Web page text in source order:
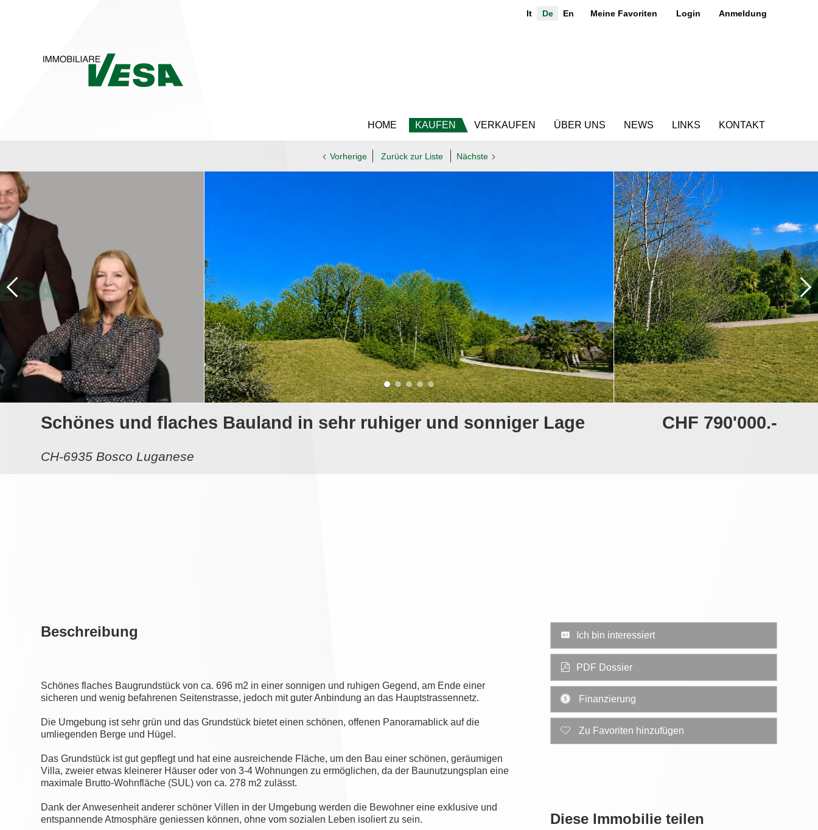
It De En Meine Favoriten Login Anmeldung
HOME KAUFEN VERKAUFEN ÜBER UNS NEWS LINKS KONTAKT
Vorherige Zurück zur Liste Nächste
Schönes und flaches Bauland in sehr ruhiger und sonniger Lage CHF 790'000.-
CH-6935 Bosco Luganese
Beschreibung
Schönes flaches Baugrundstück von ca. 696 m2 in einer sonnigen und ruhigen Gegend, am Ende einer
sicheren und wenig befahrenen Seitenstrasse, jedoch mit guter Anbindung an das Hauptstrassennetz.
Die Umgebung ist sehr grün und das Grundstück bietet einen schönen, offenen Panoramablick auf die
umliegenden Berge und Hügel.
Das Grundstück ist gut gepflegt und hat eine ausreichende Fläche, um den Bau einer schönen, geräumigen
Villa, zweier etwas kleinerer Häuser oder von 3-4 Wohnungen zu ermöglichen, da der Baunutzungsplan eine
maximale Brutto-Wohnfläche (SUL) von ca. 278 m2 zulässt.
Dank der Anwesenheit anderer schöner Villen in der Umgebung werden die Bewohner eine exklusive und
entspannende Atmosphäre geniessen können, ohne vom sozialen Leben isoliert zu sein.
Ich bin interessiert
PDF Dossier
Finanzierung
Zu Favoriten hinzufügen
Diese Immobilie teilen